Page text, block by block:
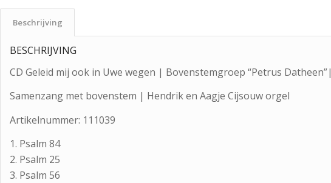
Beschrijving
BESCHRIJVING
CD Geleid mij ook in Uwe wegen | Bovenstemgroep “Petrus Datheen”|
Samenzang met bovenstem | Hendrik en Aagje Cijsouw orgel
Artikelnummer: 111039
1. Psalm 84
2. Psalm 25
3. Psalm 56